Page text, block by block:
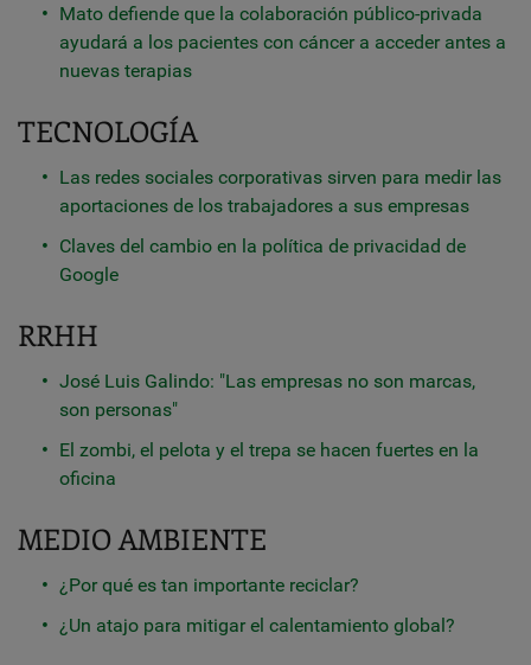
Mato defiende que la colaboración público-privada
ayudará a los pacientes con cáncer a acceder antes a
nuevas terapias
TECNOLOGÍA
Las redes sociales corporativas sirven para medir las
aportaciones de los trabajadores a sus empresas
Claves del cambio en la política de privacidad de
Google
RRHH
José Luis Galindo: "Las empresas no son marcas,
son personas"
El zombi, el pelota y el trepa se hacen fuertes en la
oficina
MEDIO AMBIENTE
¿Por qué es tan importante reciclar?
¿Un atajo para mitigar el calentamiento global?